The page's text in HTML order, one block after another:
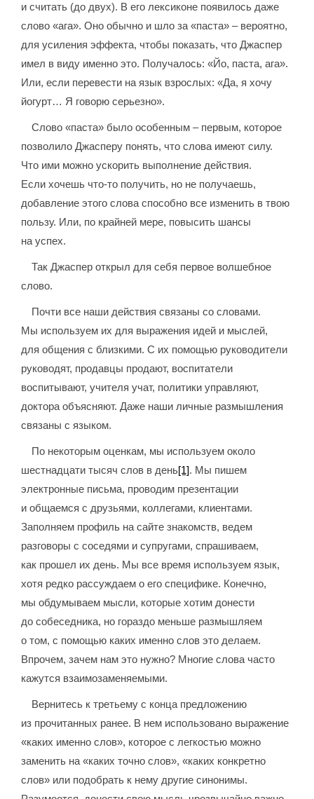
и считать (до двух). В его лексиконе появилось даже
слово «ага». Оно обычно и шло за «паста» – вероятно,
для усиления эффекта, чтобы показать, что Джаспер
имел в виду именно это. Получалось: «Йо, паста, ага».
Или, если перевести на язык взрослых: «Да, я хочу
йогурт… Я говорю серьезно».
Слово «паста» было особенным – первым, которое
позволило Джасперу понять, что слова имеют силу.
Что ими можно ускорить выполнение действия.
Если хочешь что-то получить, но не получаешь,
добавление этого слова способно все изменить в твою
пользу. Или, по крайней мере, повысить шансы
на успех.
Так Джаспер открыл для себя первое волшебное
слово.
Почти все наши действия связаны со словами.
Мы используем их для выражения идей и мыслей,
для общения с близкими. С их помощью руководители
руководят, продавцы продают, воспитатели
воспитывают, учителя учат, политики управляют,
доктора объясняют. Даже наши личные размышления
связаны с языком.
По некоторым оценкам, мы используем около
шестнадцати тысяч слов в день[1]. Мы пишем
электронные письма, проводим презентации
и общаемся с друзьями, коллегами, клиентами.
Заполняем профиль на сайте знакомств, ведем
разговоры с соседями и супругами, спрашиваем,
как прошел их день. Мы все время используем язык,
хотя редко рассуждаем о его специфике. Конечно,
мы обдумываем мысли, которые хотим донести
до собеседника, но гораздо меньше размышляем
о том, с помощью каких именно слов это делаем.
Впрочем, зачем нам это нужно? Многие слова часто
кажутся взаимозаменяемыми.
Вернитесь к третьему с конца предложению
из прочитанных ранее. В нем использовано выражение
«каких именно слов», которое с легкостью можно
заменить на «каких точно слов», «каких конкретно
слов» или подобрать к нему другие синонимы.